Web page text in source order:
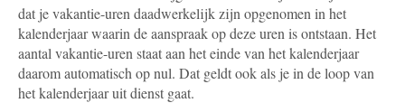
dat je vakantie-uren daadwerkelijk zijn opgenomen in het
kalenderjaar waarin de aanspraak op deze uren is ontstaan. Het
aantal vakantie-uren staat aan het einde van het kalenderjaar
daarom automatisch op nul. Dat geldt ook als je in de loop van
het kalenderjaar uit dienst gaat.